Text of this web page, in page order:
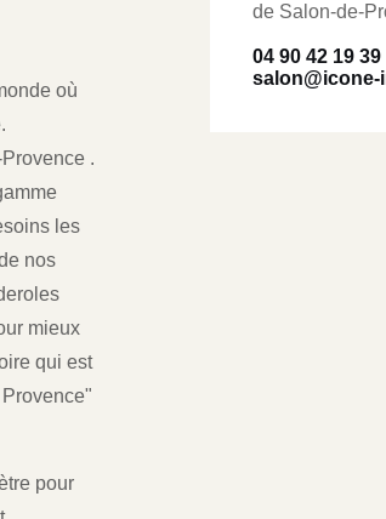
où
.
les
nos
mieux
qui est
pour
de Salon-de-
04 90 42 19 39
salon@icone-